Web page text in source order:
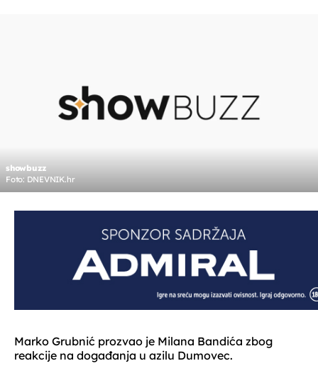
showbuzz
Foto: DNEVNIK.hr
Marko Grubnić prozvao je Milana Bandića zbog
reakcije na događanja u azilu Dumovec.